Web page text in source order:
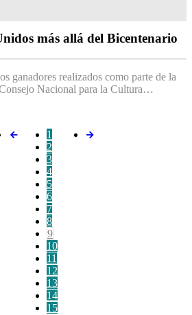
más allá del Bicentenario
ganadores realizados como parte de la
Nacional para la Cultura…
1
2
3
4
5
6
7
8
9
10
11
12
13
14
15